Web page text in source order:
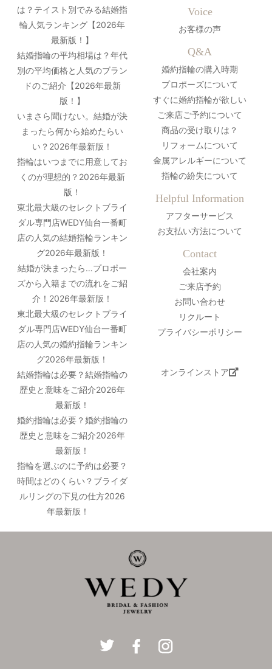
は？テイスト別でみる結婚指
輪人気ランキング【2026年
最新版！】
結婚指輪の平均相場は？年代
別の平均価格と人気のブラン
ドのご紹介【2026年最新
版！】
いまさら聞けない。結婚が決
まったら何から始めたらい
い？2026年最新版！
指輪はいつまでに用意してお
くのが理想的？2026年最新
版！
東北最大級のセレクトブライ
ダル専門店WEDY仙台一番町
店の人気の結婚指輪ランキン
グ2026年最新版！
結婚が決まったら…プロポー
ズから入籍までの流れをご紹
介！2026年最新版！
東北最大級のセレクトブライ
ダル専門店WEDY仙台一番町
店の人気の婚約指輪ランキン
グ2026年最新版！
結婚指輪は必要？結婚指輪の
歴史と意味をご紹介2026年
最新版！
婚約指輪は必要？婚約指輪の
歴史と意味をご紹介2026年
最新版！
指輪を選ぶのに予約は必要？
時間はどのくらい？ブライダ
ルリングの下見の仕方2026
年最新版！
Voice
お客様の声
Q&A
婚約指輪の購入時期
プロポーズについて
すぐに婚約指輪が欲しい
ご来店ご予約について
商品の受け取りは？
リフォームについて
金属アレルギーについて
指輪の紛失について
Helpful Information
アフターサービス
お支払い方法について
Contact
会社案内
ご来店予約
お問い合わせ
リクルート
プライバシーポリシー
オンラインストア